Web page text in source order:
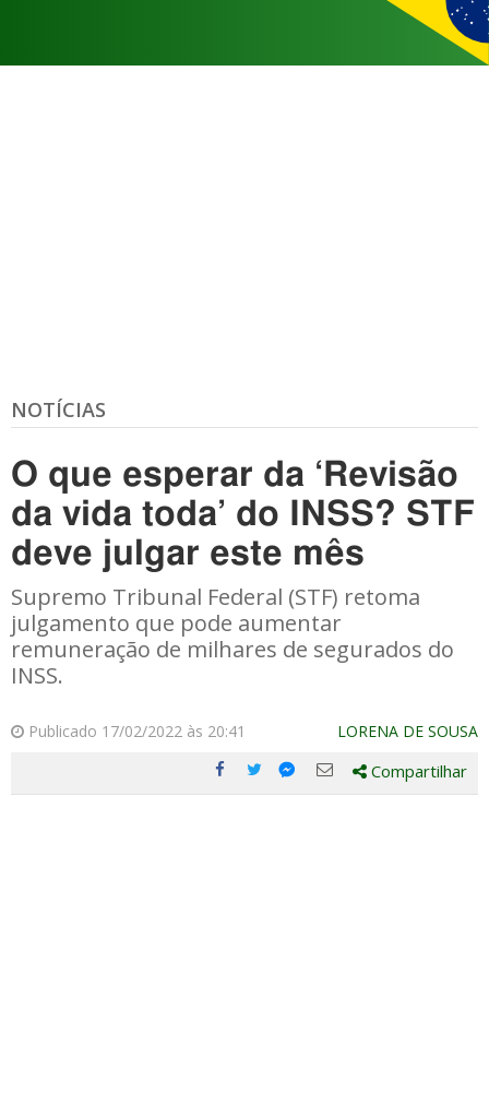
NOTÍCIAS
O que esperar da ‘Revisão
da vida toda’ do INSS? STF
deve julgar este mês
Supremo Tribunal Federal (STF) retoma
julgamento que pode aumentar
remuneração de milhares de segurados do
INSS.
Publicado 17/02/2022 às 20:41 LORENA DE SOUSA
Compartilhe
Compartilhe
Compartilhe
Compartilhe
Compartilhar